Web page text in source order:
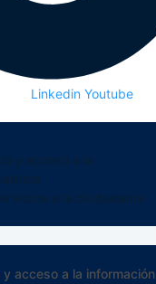
Linkedin Youtube
acceso a la información